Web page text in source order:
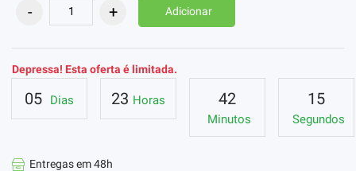
Adicionar
Depressa! Esta oferta é limitada.
05 Dias 23 Horas 42
Minutos
14
Segundos
Entregas em 48h